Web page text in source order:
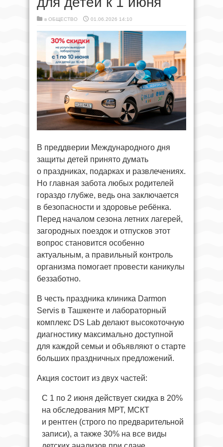
в ОБЩЕСТВО 01.06.2026 14:10
В преддверии Международного дня
защиты детей принято думать
о праздниках, подарках и развлечениях.
Но главная забота любых родителей
гораздо глубже, ведь она заключается
в безопасности и здоровье ребёнка.
Перед началом сезона летних лагерей,
загородных поездок и отпусков этот
вопрос становится особенно
актуальным, а правильный контроль
организма помогает провести каникулы
беззаботно.
В честь праздника клиника Darmon
Servis в Ташкенте и лабораторный
комплекс DS Lab делают высокоточную
диагностику максимально доступной
для каждой семьи и объявляют о старте
больших праздничных предложений.
Акция состоит из двух частей:
С 1 по 2 июня действует скидка в 20%
на обследования МРТ, МСКТ
и рентген (строго по предварительной
записи), а также 30% на все виды